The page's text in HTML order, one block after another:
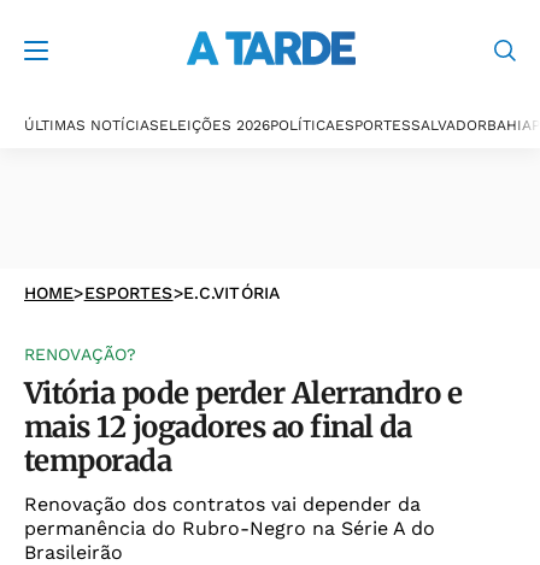
ÚLTIMAS NOTÍCIASELEIÇÕES 2026POLÍTICAESPORTESSALVADORBAHIA
HOME>ESPORTES>E.C.VITÓRIA
RENOVAÇÃO?
Vitória pode perder Alerrandro e
mais 12 jogadores ao final da
temporada
Renovação dos contratos vai depender da
permanência do Rubro-Negro na Série A do
Brasileirão